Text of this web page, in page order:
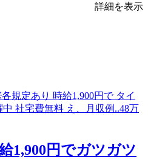
詳細を表示
1,900円でガツガツ